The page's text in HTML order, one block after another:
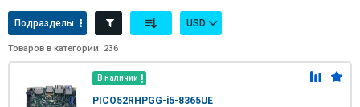
Подразделы USD
Товаров в категории: 236
В наличии
PICO52RHPGG-i5-8365UE